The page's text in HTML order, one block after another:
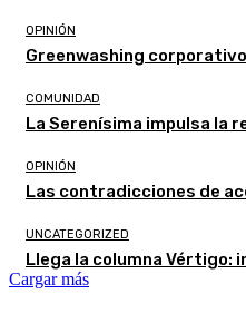
OPINIÓN
Greenwashing
COMUNIDAD
La Serenísima impulsa la
OPINIÓN
Las contradicciones de
UNCATEGORIZED
Llega la columna Vértigo:
Cargar más